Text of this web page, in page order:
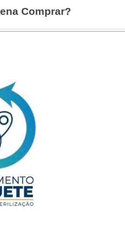
Comprar?